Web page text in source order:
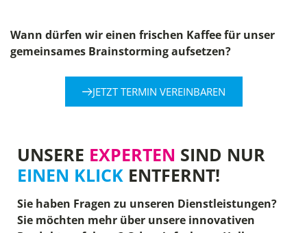
Wann dürfen wir einen frischen Kaffee für unser
gemeinsames Brainstorming aufsetzen?
JETZT TERMIN VEREINBAREN
UNSERE EXPERTEN SIND NUR
EINEN KLICK ENTFERNT!
Sie haben Fragen zu unseren Dienstleistungen?
Sie möchten mehr über unsere innovativen